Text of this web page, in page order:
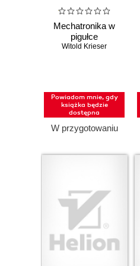
Mechatronika w
pigułce
Witold Krieser
Powiadom mnie, gdy
książka będzie
dostępna
W przygotowaniu